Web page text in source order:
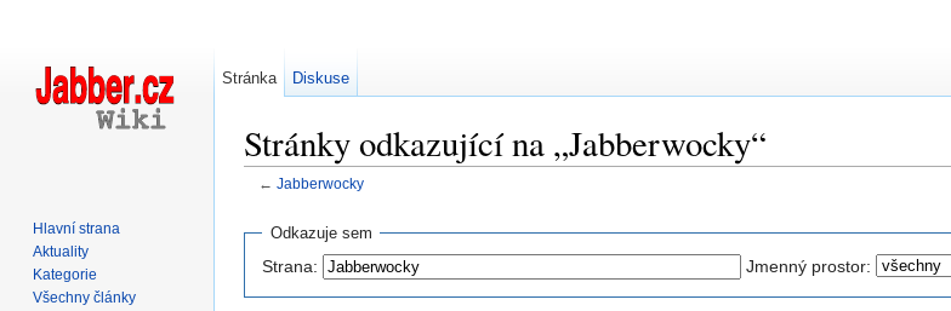
Stránky odkazující na „Jabberwocky“
← Jabberwocky
Odkazuje sem
Strana: Jmenný prostor:
Stránka Diskuse
Hlavní strana
Aktuality
Kategorie
Všechny články